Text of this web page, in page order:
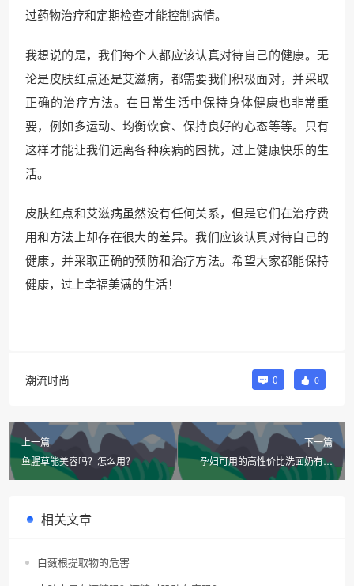
过药物治疗和定期检查才能控制病情。
我想说的是，我们每个人都应该认真对待自己的健康。无
论是皮肤红点还是艾滋病，都需要我们积极面对，并采取
正确的治疗方法。在日常生活中保持身体健康也非常重
要，例如多运动、均衡饮食、保持良好的心态等等。只有
这样才能让我们远离各种疾病的困扰，过上健康快乐的生
活。
皮肤红点和艾滋病虽然没有任何关系，但是它们在治疗费
用和方法上却存在很大的差异。我们应该认真对待自己的
健康，并采取正确的预防和治疗方法。希望大家都能保持
健康，过上幸福美满的生活！
潮流时尚 0 0
上一篇
鱼腥草能美容吗？怎么用？
下一篇
孕妇可用的高性价比洗面奶有哪
些？推荐这5款！
相关文章
白蔹根提取物的危害